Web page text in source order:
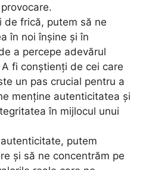
de frică, putem să ne
în noi înșine și în
a percepe adevărul
fi conștienți de cei care
un pas crucial pentru a
menține autenticitatea și
în mijlocul unui
putem
și să ne concentrăm pe